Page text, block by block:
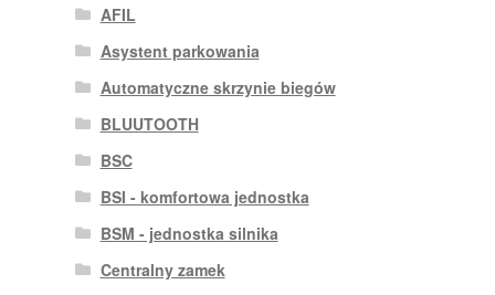
AFIL
Asystent parkowania
Automatyczne skrzynie biegów
BLUUTOOTH
BSC
BSI - komfortowa jednostka
BSM - jednostka silnika
Centralny zamek